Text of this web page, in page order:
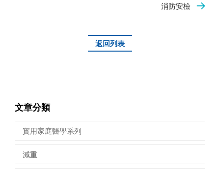
消防安檢
返回列表
文章分類
實用家庭醫學系列
減重